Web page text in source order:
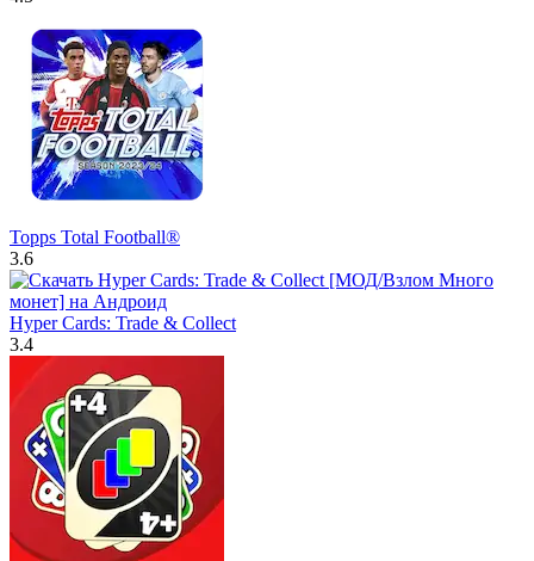
Topps Total Football®
3.6
Hyper Cards: Trade & Collect
3.4